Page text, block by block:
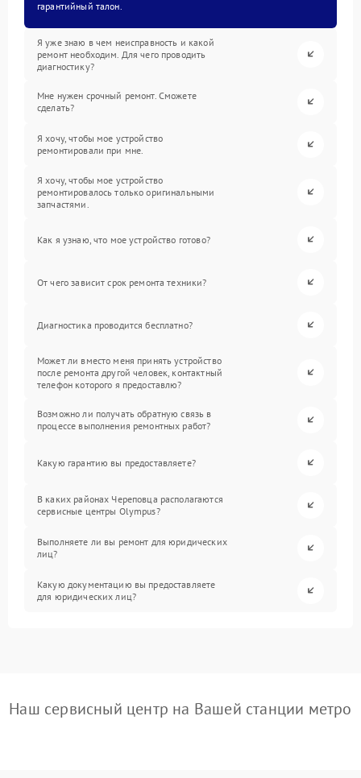
гарантийный талон.
Я уже знаю в чем неисправность и какой
ремонт необходим. Для чего проводить
диагностику?
Мне нужен срочный ремонт. Сможете
сделать?
Я хочу, чтобы мое устройство
ремонтировали при мне.
Я хочу, чтобы мое устройство
ремонтировалось только оригинальными
запчастями.
Как я узнаю, что мое устройство готово?
От чего зависит срок ремонта техники?
Диагностика проводится бесплатно?
Может ли вместо меня принять устройство
после ремонта другой человек, контактный
телефон которого я предоставлю?
Возможно ли получать обратную связь в
процессе выполнения ремонтных работ?
Какую гарантию вы предоставляете?
В каких районах Череповца располагаются
сервисные центры Olympus?
Выполняете ли вы ремонт для юридических
лиц?
Какую документацию вы предоставляете
для юридических лиц?
Наш сервисный центр на Вашей станции метро